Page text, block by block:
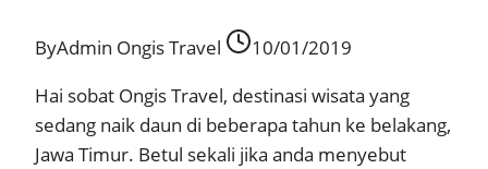
ByAdmin Ongis Travel
10/01/2019
Hai sobat Ongis Travel, destinasi wisata yang
sedang naik daun di beberapa tahun ke belakang,
Jawa Timur. Betul sekali jika anda menyebut